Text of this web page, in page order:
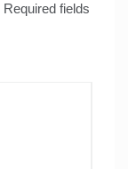
Required fields